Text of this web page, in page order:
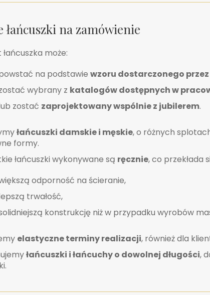
łańcuszki na zamówienie
może:
na podstawie wzoru dostarczonego
wybrany z katalogów dostępnych w
zostać zaprojektowany wspólnie z jubilerem.
łańcuszki damskie i męskie, o różnych
formy.
łańcuszki wykonywane są ręcznie, co przekłada
odporność na ścieranie,
trwałość,
konstrukcję niż w przypadku wyrobów
elastyczne terminy realizacji, również dla
łańcuszki i łańcuchy o dowolnej długości,